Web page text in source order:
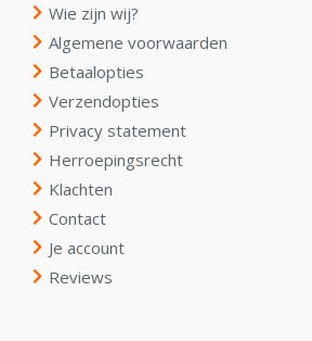
Wie zijn wij?
Algemene voorwaarden
Betaalopties
Verzendopties
Privacy statement
Herroepingsrecht
Klachten
Contact
Je account
Reviews